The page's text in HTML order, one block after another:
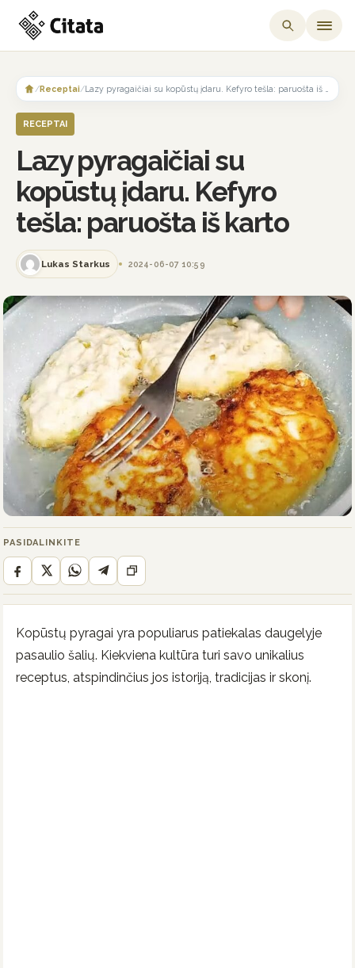
content
/Receptai/
RECEPTAI
Lazy pyragaičiai su
kopūstų įdaru. Kefyro
tešla: paruošta iš karto
Lukas Starkus 2024-06-07 10:59
PASIDALINKITE
Kopūstų pyragai yra populiarus patiekalas daugelyje
pasaulio šalių. Kiekviena kultūra turi savo unikalius
receptus, atspindinčius jos istoriją, tradicijas ir skonį.